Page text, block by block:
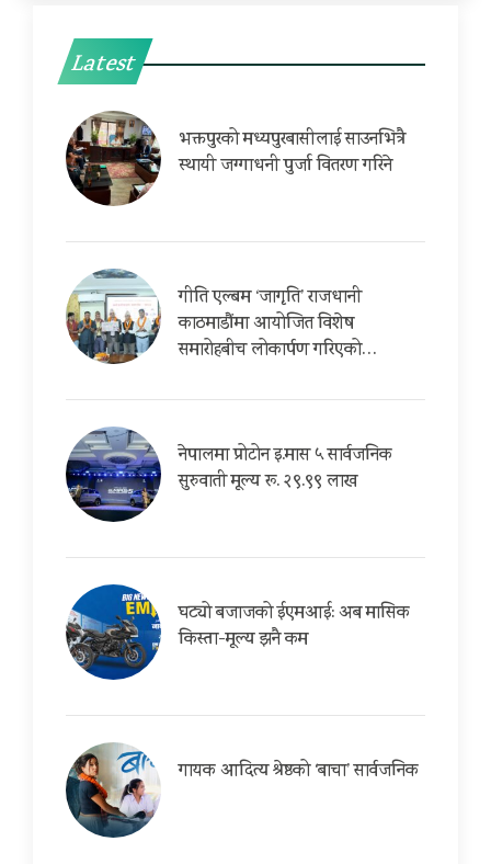
Latest
भक्तपुरको मध्यपुरबासीलाई साउनभित्रै
स्थायी जग्गाधनी पुर्जा वितरण गरिने
गीति एल्बम ‘जागृति’ राजधानी
काठमाडौंमा आयोजित विशेष
समारोहबीच लोकार्पण गरिएको…
नेपालमा प्रोटोन इ.मास ५ सार्वजनिक
सुरुवाती मूल्य रू. २९.९९ लाख
घट्यो बजाजको ईएमआई: अब मासिक
किस्ता-मूल्य झनै कम
गायक आदित्य श्रेष्ठको ‘बाचा’ सार्वजनिक